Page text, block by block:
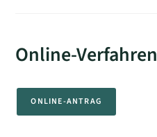
Online-Verfahren
ONLINE-ANTRAG